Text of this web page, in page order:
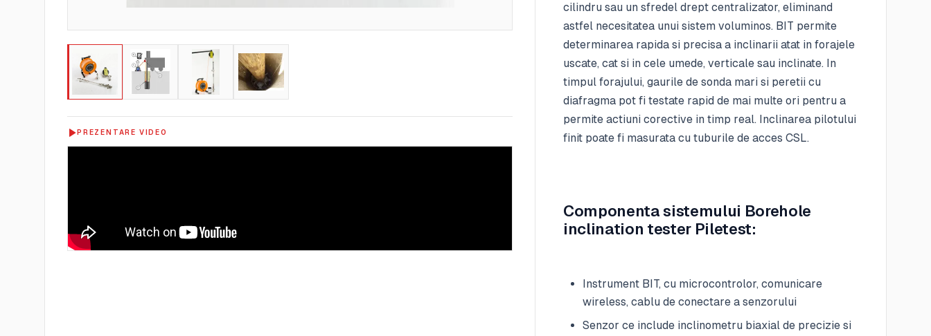
PREZENTARE VIDEO
cilindru sau un sfredel drept centralizator, eliminand
astfel necesitatea unui sistem voluminos. BIT permite
determinarea rapida si precisa a inclinarii atat in forajele
uscate, cat si in cele umede, verticale sau inclinate. In
timpul forajului, gaurile de sonda mari si peretii cu
diafragma pot fi testate rapid de mai multe ori pentru a
permite actiuni corective in timp real. Inclinarea pilotului
finit poate fi masurata cu tuburile de acces CSL.
Componenta sistemului Borehole
inclination tester Piletest:
Instrument BIT, cu microcontrolor, comunicare
wireless, cablu de conectare a senzorului
Senzor ce include inclinometru biaxial de precizie si